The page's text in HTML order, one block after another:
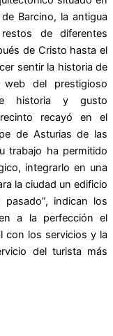
Barcino, la antigua
de diferentes
de Cristo hasta el
sentir la historia de
web del prestigioso
historia y gusto
recayó en el
de Asturias de las
trabajo ha permitido
integrarlo en una
la ciudad un edificio
indican los
a la perfección el
con los servicios y la
del turista más